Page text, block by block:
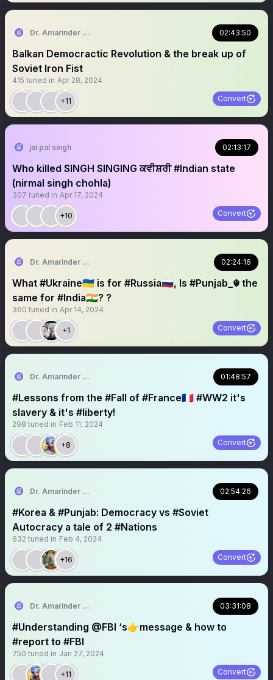
Dr. Amarinder Singh | ਅਮਰਿੰਦਰ ਸਿੰਘ 02:43:50
Balkan Democractic Revolution & the break up of
Soviet Iron Fist
415 tuned in Apr 28, 2024
+11 Convert
jai pal singh 02:13:17
Who killed SINGH SINGING ਕਵੀਸ਼ਰੀ #Indian state
(nirmal singh chohla)
307 tuned in Apr 17, 2024
+10 Convert
Dr. Amarinder Singh | ਅਮਰਿੰਦਰ ਸਿੰਘ 02:24:16
What #Ukraine🇺🇦 is for #Russia🇷🇺, Is #Punjab_☬ the
same for #India🇮🇳? ?
360 tuned in Apr 14, 2024
+1 Convert
Dr. Amarinder Singh | ਅਮਰਿੰਦਰ ਸਿੰਘ 01:48:57
#Lessons from the #Fall of #France🇫🇷 #WW2 it's
slavery & it's #liberty!
298 tuned in Feb 11, 2024
+8 Convert
Dr. Amarinder Singh | ਅਮਰਿੰਦਰ ਸਿੰਘ 02:54:26
#Korea & #Punjab: Democracy vs #Soviet
Autocracy a tale of 2 #Nations
632 tuned in Feb 4, 2024
+16 Convert
Dr. Amarinder Singh | ਅਮਰਿੰਦਰ ਸਿੰਘ 03:31:08
#Understanding @FBI ‘s👉message & how to
#report to #FBI
750 tuned in Jan 27, 2024
+11 Convert